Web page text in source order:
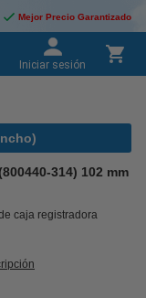
Mejor Precio Garantizado
Iniciar sesión
314) 102 mm
caja registradora